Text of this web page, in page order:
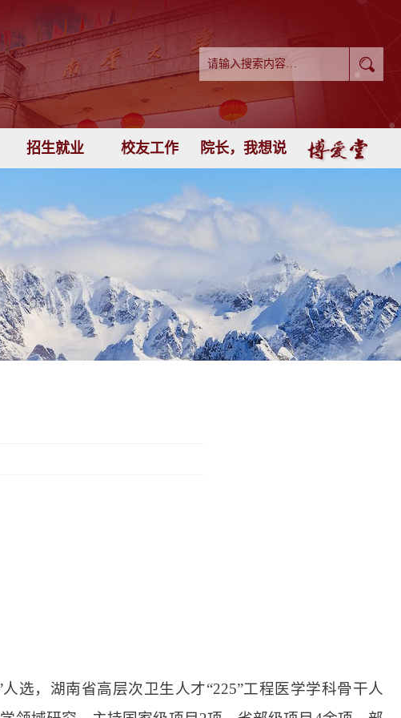
招生就业 校友工作 院长，我想说
选，湖南省高层次卫生人才“225”工程医学学科骨干人